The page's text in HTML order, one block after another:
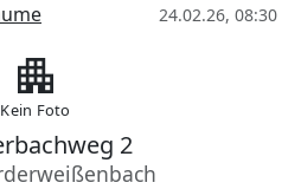
24.02.26, 08:30
apartment
Kein Foto
2